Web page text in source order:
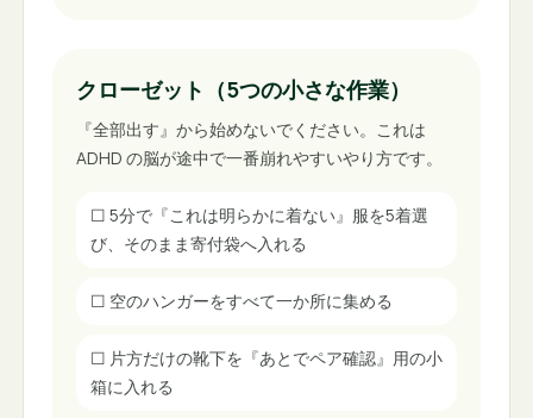
クローゼット（5つの小さな作業）
『全部出す』から始めないでください。これは
ADHD の脳が途中で一番崩れやすいやり方です。
☐ 5分で『これは明らかに着ない』服を5着選
び、そのまま寄付袋へ入れる
☐ 空のハンガーをすべて一か所に集める
☐ 片方だけの靴下を『あとでペア確認』用の小
箱に入れる